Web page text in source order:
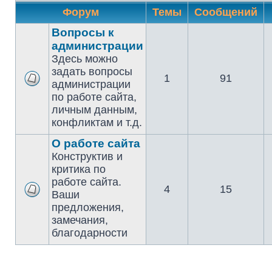
Форум Темы Сообщений
Вопросы к
администрации
Здесь можно
задать вопросы
администрации
по работе сайта,
личным данным,
конфликтам и т.д.
1 91
О работе сайта
Конструктив и
критика по
работе сайта.
Ваши
предложения,
замечания,
благодарности
4 15